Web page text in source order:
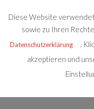
Diese Website
sowie zu Ihren
Datenschutzerklärung
.
akzeptieren und